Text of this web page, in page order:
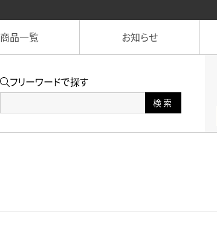
商品一覧 お知らせ
フリーワードで探す
検索